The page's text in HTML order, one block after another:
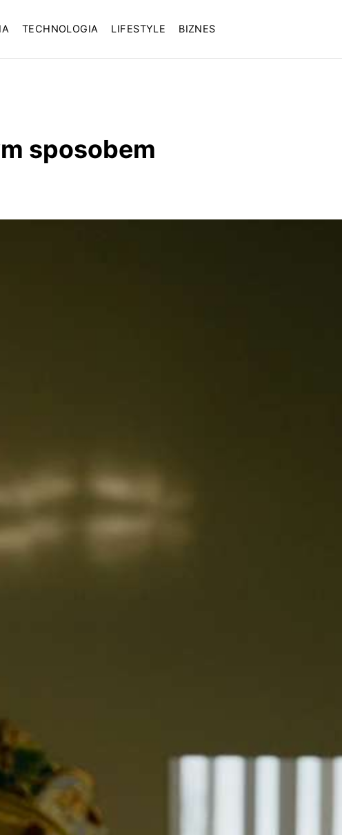
TECHNOLOGIA LIFESTYLE BIZNES
sposobem